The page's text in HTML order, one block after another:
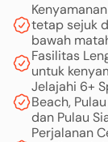
tetap sejuk
bawah
Fasilitas
untuk
Jelajahi 6+
Beach,
dan Pulau
Perjalanan